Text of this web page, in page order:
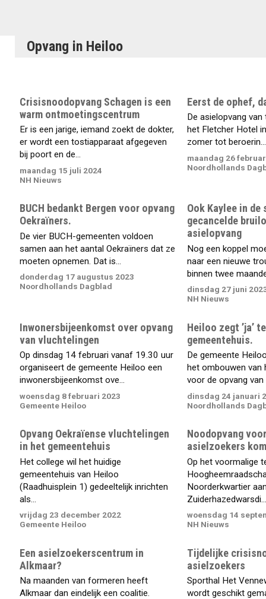
Opvang in Heiloo
Crisisnoodopvang Schagen is een
warm ontmoetingscentrum
Er is een jarige, iemand zoekt de dokter,
er wordt een tostiapparaat afgegeven
bij poort en de...
maandag 15 juli 2024
NH Nieuws
Eerst de ophef,
De asielopvang
het Fletcher Hotel
zomer tot beroerin...
maandag 26
Noordhollands
BUCH bedankt Bergen voor opvang
Oekraïners.
De vier BUCH-gemeenten voldoen
samen aan het aantal Oekraïners dat ze
moeten opnemen. Dat is...
donderdag 17 augustus 2023
Noordhollands Dagblad
Ook Kaylee in de
gecancelde
asielopvang
Nog een koppel
naar een nieuwe
binnen twee
dinsdag 27 juni
NH Nieuws
Inwonersbijeenkomst over opvang
van vluchtelingen
Op dinsdag 14 februari vanaf 19.30 uur
organiseert de gemeente Heiloo een
inwonersbijeenkomst ove...
woensdag 8 februari 2023
Gemeente Heiloo
Heiloo zegt ’ja’
gemeentehuis.
De gemeente
het ombouwen van
voor de opvang van
dinsdag 24 januari
Noordhollands
Opvang Oekraïense vluchtelingen
in het gemeentehuis
Het college wil het huidige
gemeentehuis van Heiloo
(Raadhuisplein 1) gedeeltelijk inrichten
als...
vrijdag 23 december 2022
Gemeente Heiloo
Noodopvang
asielzoekers
Op het voormalige
Noorderkwartier
Zuiderhazedwarsdi...
woensdag 14
NH Nieuws
Een asielzoekerscentrum in
Alkmaar?
Na maanden van formeren heeft
Alkmaar dan eindelijk een coalitie.
Tijdelijke
asielzoekers
Sporthal Het
wordt geschikt